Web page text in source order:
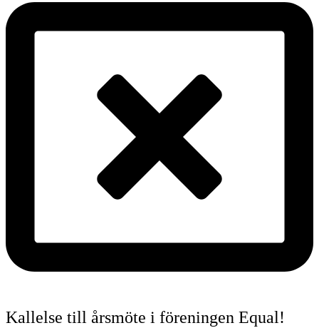
Kallelse till årsmöte i föreningen Equal!